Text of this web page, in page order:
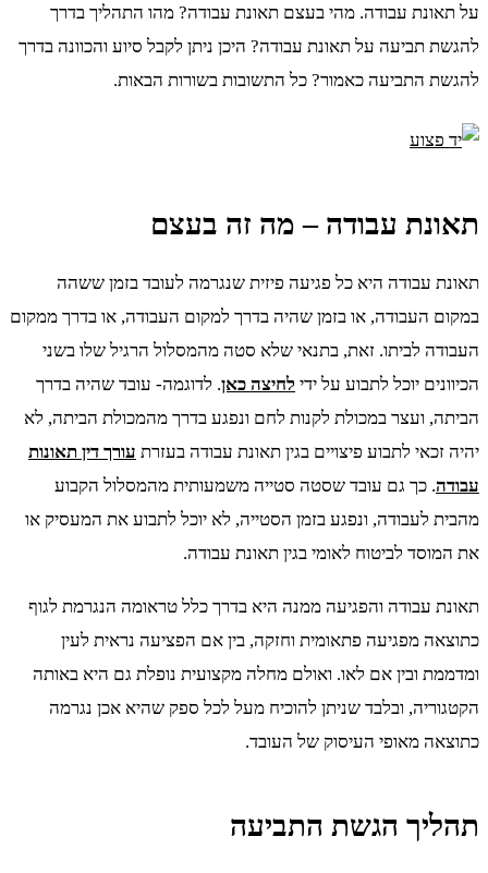
על תאונת עבודה. מהי בעצם תאונת עבודה? מהו התהליך בדרך
להגשת תביעה על תאונת עבודה? היכן ניתן לקבל סיוע והכוונה בדרך
להגשת התביעה כאמור? כל התשובות בשורות הבאות.
תאונת עבודה – מה זה בעצם
תאונת עבודה היא כל פגיעה פיזית שנגרמה לעובד בזמן ששהה
במקום העבודה, או בזמן שהיה בדרך למקום העבודה, או בדרך ממקום
העבודה לביתו. זאת, בתנאי שלא סטה מהמסלול הרגיל שלו בשני
הכיוונים יוכל לתבוע על ידי לחיצה כאן. לדוגמה- עובד שהיה בדרך
הביתה, ועצר במכולת לקנות לחם ונפגע בדרך מהמכולת הביתה, לא
יהיה זכאי לתבוע פיצויים בגין תאונת עבודה בעזרת עורך דין תאונות
עבודה. כך גם עובד שסטה סטייה משמעותית מהמסלול הקבוע
מהבית לעבודה, ונפגע בזמן הסטייה, לא יוכל לתבוע את המעסיק או
את המוסד לביטוח לאומי בגין תאונת עבודה.
תאונת עבודה והפגיעה ממנה היא בדרך כלל טראומה הנגרמת לגוף
כתוצאה מפגיעה פתאומית וחזקה, בין אם הפציעה נראית לעין
ומדממת ובין אם לאו. ואולם מחלה מקצועית נופלת גם היא באותה
הקטגוריה, ובלבד שניתן להוכיח מעל לכל ספק שהיא אכן נגרמה
כתוצאה מאופי העיסוק של העובד.
תהליך הגשת התביעה